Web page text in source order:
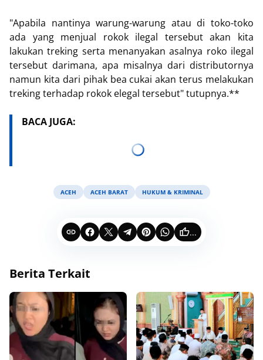
"Apabila nantinya warung-warung atau di toko-toko
ada yang menjual rokok ilegal tersebut akan kita
lakukan treking serta menanyakan asalnya roko ilegal
tersebut darimana, apa misalnya dari distributornya
namun kita dari pihak bea cukai akan terus melakukan
treking terhadap rokok elegal tersebut" tutupnya.**
BACA JUGA:
ACEH ACEH BARAT HUKUM & KRIMINAL
...
Berita Terkait